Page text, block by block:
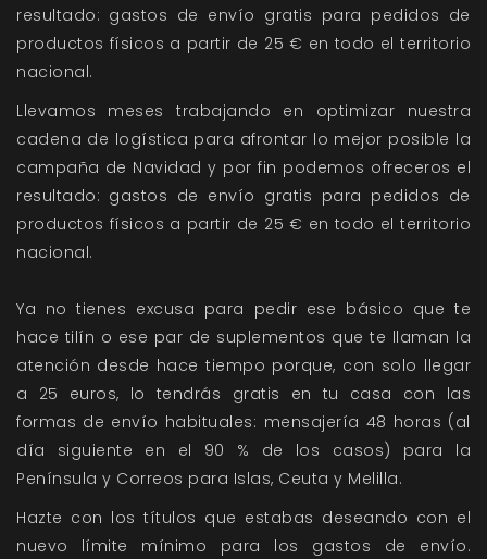
resultado: gastos de envío gratis para pedidos de
productos físicos a partir de 25 € en todo el territorio
nacional.
Llevamos meses trabajando en optimizar nuestra
cadena de logística para afrontar lo mejor posible la
campaña de Navidad y por fin podemos ofreceros el
resultado: gastos de envío gratis para pedidos de
productos físicos a partir de 25 € en todo el territorio
nacional.
Ya no tienes excusa para pedir ese básico que te
hace tilín o ese par de suplementos que te llaman la
atención desde hace tiempo porque, con solo llegar
a 25 euros, lo tendrás gratis en tu casa con las
formas de envío habituales: mensajería 48 horas (al
día siguiente en el 90 % de los casos) para la
Península y Correos para Islas, Ceuta y Melilla.
Hazte con los títulos que estabas deseando con el
nuevo límite mínimo para los gastos de envío.